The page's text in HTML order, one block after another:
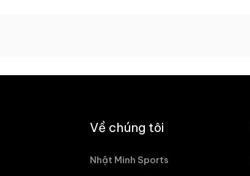
Về chúng tôi
Nhật Minh Sports